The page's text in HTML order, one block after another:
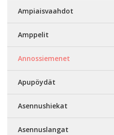
Ampiaisvaahdot
Amppelit
Annossiemenet
Apupöydät
Asennushiekat
Asennuslangat